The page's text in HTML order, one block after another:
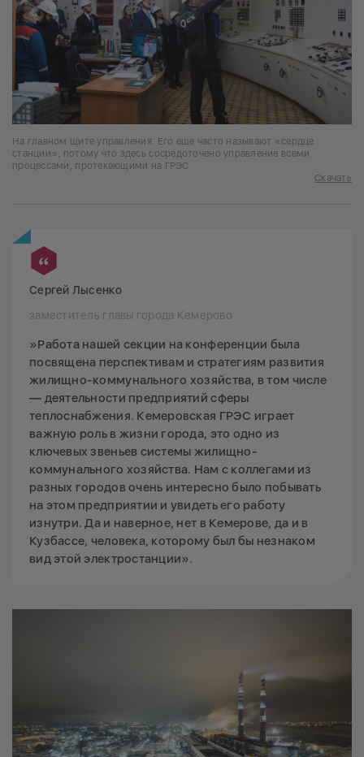
На главном щите управления. Его еще часто называют «сердце
станции», потому что здесь сосредоточено управление всеми
процессами, протекающими на ГРЭС
Скачать
Сергей Лысенко
заместитель главы города Кемерово
»Работа нашей секции на конференции была
посвящена перспективам и стратегиям развития
жилищно-коммунального хозяйства, в том числе
— деятельности предприятий сферы
теплоснабжения. Кемеровская ГРЭС играет
важную роль в жизни города, это одно из
ключевых звеньев системы жилищно-
коммунального хозяйства. Нам с коллегами из
разных городов очень интересно было побывать
на этом предприятии и увидеть его работу
изнутри. Да и наверное, нет в Кемерове, да и в
Кузбассе, человека, которому был бы незнаком
вид этой электростанции».